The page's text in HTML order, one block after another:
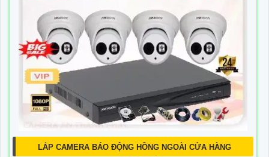
LẮP CAMERA BÁO ĐỘNG HỒNG NGOÀI CỬA HÀNG